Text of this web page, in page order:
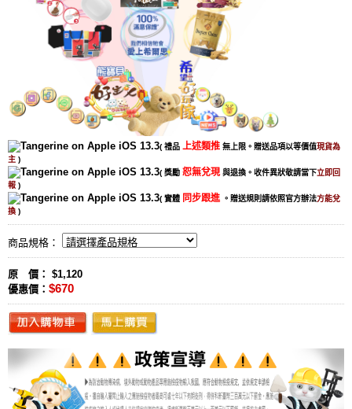
( 禮品 上述類推 無上限。贈送品項以等價值現貨為
主 )
( 獎勵 恕無兌現與退換。收件異狀敬請當下立即回
報 )
( 實體 同步跟進 。贈送規則請依照官方辦法方能兌
換 )
商品規格：
原 價： $1,120
優惠價： $670